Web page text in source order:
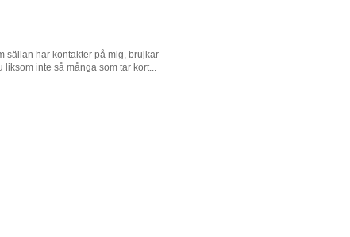
sällan har kontakter på mig, brujkar
inte så många som tar kort...